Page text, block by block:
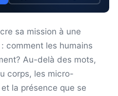
sa mission à une
comment les humains
Au-delà des mots,
corps, les micro-
la présence que se